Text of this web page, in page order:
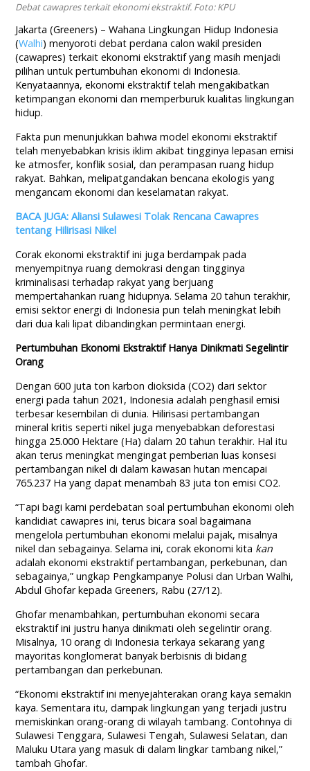
Debat cawapres terkait ekonomi ekstraktif. Foto: KPU
Jakarta (Greeners) – Wahana Lingkungan Hidup Indonesia
(Walhi) menyoroti debat perdana calon wakil presiden
(cawapres) terkait ekonomi ekstraktif yang masih menjadi
pilihan untuk pertumbuhan ekonomi di Indonesia.
Kenyataannya, ekonomi ekstraktif telah mengakibatkan
ketimpangan ekonomi dan memperburuk kualitas lingkungan
hidup.
Fakta pun menunjukkan bahwa model ekonomi ekstraktif
telah menyebabkan krisis iklim akibat tingginya lepasan emisi
ke atmosfer, konflik sosial, dan perampasan ruang hidup
rakyat. Bahkan, melipatgandakan bencana ekologis yang
mengancam ekonomi dan keselamatan rakyat.
BACA JUGA: Aliansi Sulawesi Tolak Rencana Cawapres
tentang Hilirisasi Nikel
Corak ekonomi ekstraktif ini juga berdampak pada
menyempitnya ruang demokrasi dengan tingginya
kriminalisasi terhadap rakyat yang berjuang
mempertahankan ruang hidupnya. Selama 20 tahun terakhir,
emisi sektor energi di Indonesia pun telah meningkat lebih
dari dua kali lipat dibandingkan permintaan energi.
Pertumbuhan Ekonomi Ekstraktif Hanya Dinikmati Segelintir
Orang
Dengan 600 juta ton karbon dioksida (CO2) dari sektor
energi pada tahun 2021, Indonesia adalah penghasil emisi
terbesar kesembilan di dunia. Hilirisasi pertambangan
mineral kritis seperti nikel juga menyebabkan deforestasi
hingga 25.000 Hektare (Ha) dalam 20 tahun terakhir. Hal itu
akan terus meningkat mengingat pemberian luas konsesi
pertambangan nikel di dalam kawasan hutan mencapai
765.237 Ha yang dapat menambah 83 juta ton emisi CO2.
“Tapi bagi kami perdebatan soal pertumbuhan ekonomi oleh
kandidiat cawapres ini, terus bicara soal bagaimana
mengelola pertumbuhan ekonomi melalui pajak, misalnya
nikel dan sebagainya. Selama ini, corak ekonomi kita kan
adalah ekonomi ekstraktif pertambangan, perkebunan, dan
sebagainya,” ungkap Pengkampanye Polusi dan Urban Walhi,
Abdul Ghofar kepada Greeners, Rabu (27/12).
Ghofar menambahkan, pertumbuhan ekonomi secara
ekstraktif ini justru hanya dinikmati oleh segelintir orang.
Misalnya, 10 orang di Indonesia terkaya sekarang yang
mayoritas konglomerat banyak berbisnis di bidang
pertambangan dan perkebunan.
“Ekonomi ekstraktif ini menyejahterakan orang kaya semakin
kaya. Sementara itu, dampak lingkungan yang terjadi justru
memiskinkan orang-orang di wilayah tambang. Contohnya di
Sulawesi Tenggara, Sulawesi Tengah, Sulawesi Selatan, dan
Maluku Utara yang masuk di dalam lingkar tambang nikel,”
tambah Ghofar.